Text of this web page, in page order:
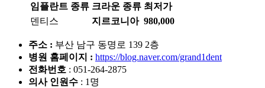
임플란트 종류 크라운 종류 최저가
덴티스
지르코니아 980,000
주소 : 부산 남구 동명로 139 2층
병원 홈페이지 : https://blog.naver.com/grand1dent
전화번호 : 051-264-2875
의사 인원수 : 1명